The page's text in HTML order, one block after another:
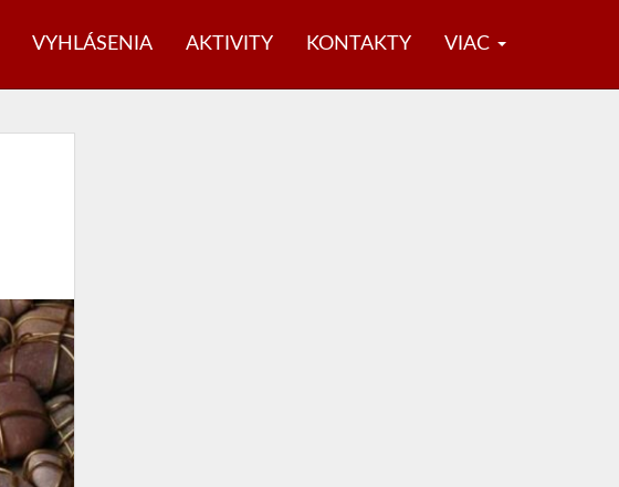
VYHLÁSENIA AKTIVITY KONTAKTY VIAC